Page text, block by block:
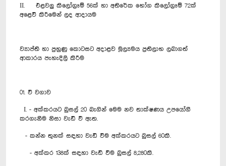
II. එළවලු කිලෝග්‍රෑම් 56ක් හා අතිරේක භෝග කිලෝග්‍රෑම් 72ක්
අළෙවි කිරීමෙන් ලද ආදායම
ව්‍යාප්ති හා පුහුණු කොටසට අදාළව මූල්‍යමය ප්‍රතිලාභ ලබාගත්
ආකාරය පැහැදිලි කිරීම
01. වී වගාව
I. - අක්කරයට බුසල් 20 බැගින් මෙම නව තාක්ෂණය උපයෝගී
කරගැනීම නිසා වැඩි වී ඇත.
- කන්න තුනක් සඳහා වැඩි වීම අක්කරයට බුසල් 60කි.
- අක්කර 138ක් සඳහා වැඩි වීම බුසල් 8,280කි.